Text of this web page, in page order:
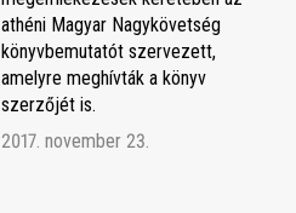
athéni Magyar Nagykövetség
könyvbemutatót szervezett,
amelyre meghívták a könyv
szerzőjét is.
2017. november 23.